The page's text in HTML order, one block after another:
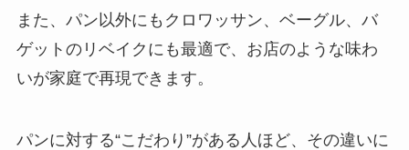
また、パン以外にもクロワッサン、ベーグル、バ
ゲットのリベイクにも最適で、お店のような味わ
いが家庭で再現できます。
パンに対する“こだわり”がある人ほど、その違いに